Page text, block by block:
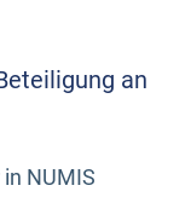
an
NUMIS